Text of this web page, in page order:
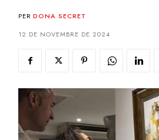
PER DONA SECRET
12 DE NOVEMBRE DE 2024